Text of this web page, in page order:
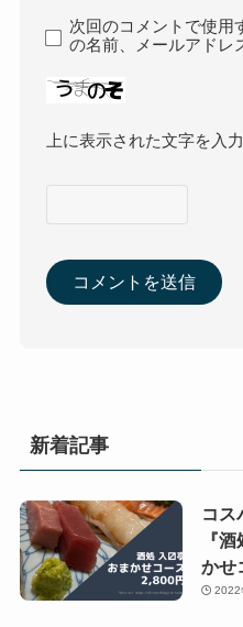
次回のコメントで使用
の名前、メールアドレ
上に表示された文字を入
新着記事
コス
『
かせ
2022